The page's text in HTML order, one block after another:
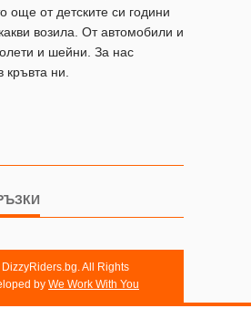
още от детските си години
возила. От автомобили и
и шейни. За нас
ни.
All Rights
by We Work With You